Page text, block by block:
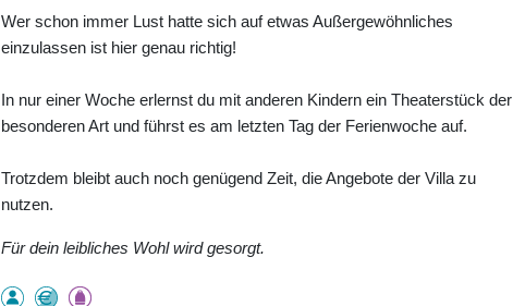
Wer schon immer Lust hatte sich auf etwas Außergewöhnliches
einzulassen ist hier genau richtig!
In nur einer Woche erlernst du mit anderen Kindern ein Theaterstück der
besonderen Art und führst es am letzten Tag der Ferienwoche auf.
Trotzdem bleibt auch noch genügend Zeit, die Angebote der Villa zu
nutzen.
Für dein leibliches Wohl wird gesorgt.